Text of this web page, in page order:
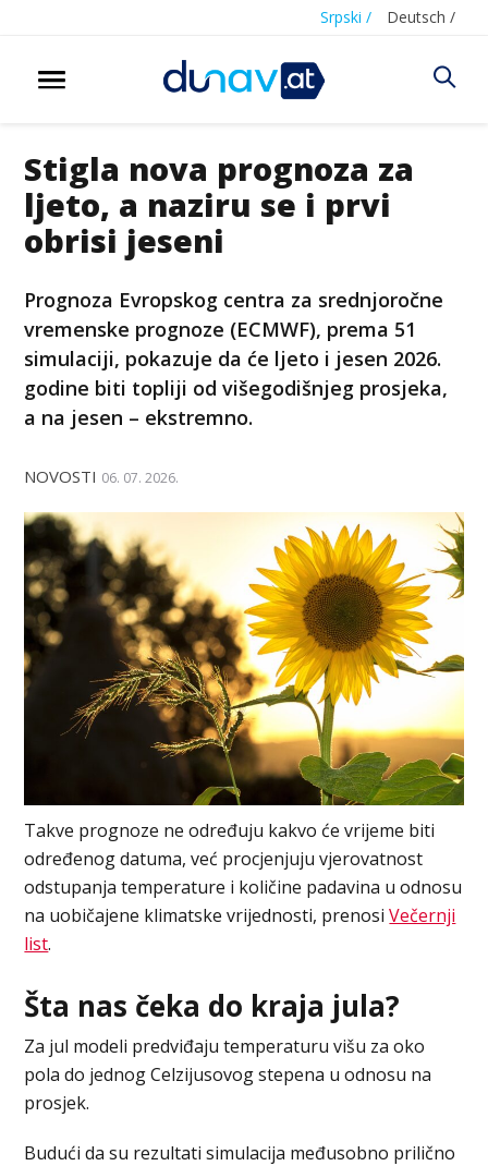
Srpski / Deutsch /
Stigla nova prognoza za
ljeto, a naziru se i prvi
obrisi jeseni
Prognoza Evropskog centra za srednjoročne
vremenske prognoze (ECMWF), prema 51
simulaciji, pokazuje da će ljeto i jesen 2026.
godine biti topliji od višegodišnjeg prosjeka,
a na jesen – ekstremno.
NOVOSTI 06. 07. 2026.
Takve prognoze ne određuju kakvo će vrijeme biti
određenog datuma, već procjenjuju vjerovatnost
odstupanja temperature i količine padavina u odnosu
na uobičajene klimatske vrijednosti, prenosiVečernji
list.
Šta nas čeka do kraja jula?
Za jul modeli predviđaju temperaturu višu za oko
pola do jednog Celzijusovog stepena u odnosu na
prosjek.
Budući da su rezultati simulacija međusobno prilično